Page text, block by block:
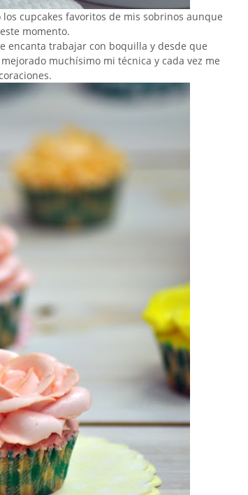
cupcakes favoritos de mis sobrinos aunque
momento.
encanta trabajar con boquilla y desde que
muchísimo mi técnica y cada vez me